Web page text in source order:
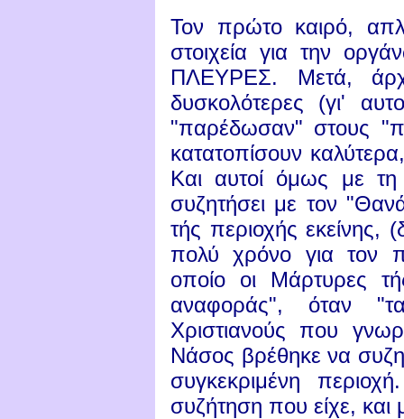
Τον πρώτο καιρό,
στοιχεία για την
ΠΛΕΥΡΕΣ. Μετά,
δυσκολότερες (γι'
"παρέδωσαν" στους
κατατοπίσουν
Και αυτοί όμως με
συζητήσει με τον
τής περιοχής
πολύ χρόνο για τον
οποίο οι Μάρτυρες
αναφοράς", όταν
Χριστιανούς που
Νάσος βρέθηκε να
συγκεκριμένη
συζήτηση που είχε, και